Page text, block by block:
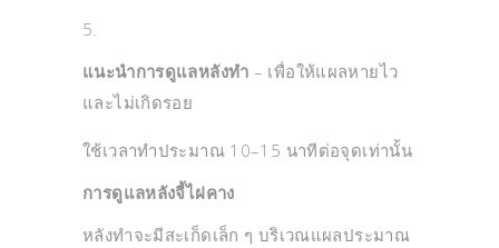
แนะนำการดูแลหลังทำ – เพื่อให้แผลหายไว
และไม่เกิดรอย
ใช้เวลาทำประมาณ 10–15 นาทีต่อจุดเท่านั้น
การดูแลหลังจี้ไฝคาง
หลังทำจะมีสะเก็ดเล็ก ๆ บริเวณแผลประมาณ